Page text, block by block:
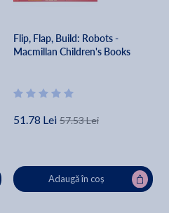
Flip, Flap, Build: Robots -
Macmillan Children's Books
51.78 Lei 57.53 Lei
Adaugă în coș